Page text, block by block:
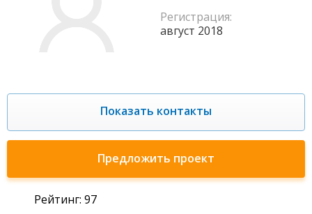
Регистрация:
август 2018
Показать контакты
Предложить проект
Рейтинг: 97